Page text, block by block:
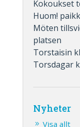
Kokoukset
Huom!
Möten
platsen
Torstaisin
Torsdagar
Nyheter
Visa allt